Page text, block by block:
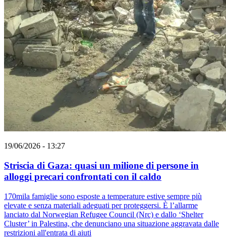
19/06/2026 - 13:27
Striscia di Gaza: quasi un milione di persone in
alloggi precari confrontati con il caldo
170mila famiglie sono esposte a temperature estive sempre più
elevate e senza materiali adeguati per proteggersi. È l’allarme
lanciato dal Norwegian Refugee Council (Nrc) e dallo ‘Shelter
Cluster’ in Palestina, che denunciano una situazione aggravata dalle
restrizioni all'entrata di aiuti